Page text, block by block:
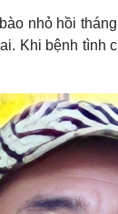
Bóng đá
Lịch thi
Thế
Hậu
Văn hóa
Sân
Văn học
Âm
Di sản
nhỏ hồi
Khi bệnh